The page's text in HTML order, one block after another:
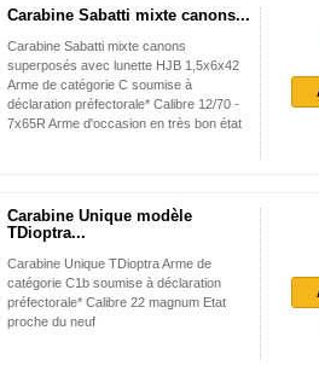
Carabine Sabatti mixte canons...
Carabine Sabatti mixte canons
superposés avec lunette HJB 1,5x6x42
Arme de catégorie C soumise à
déclaration préfectorale* Calibre 12/70 -
7x65R Arme d'occasion en très bon état
Carabine Unique modèle
TDioptra...
Carabine Unique TDioptra Arme de
catégorie C1b soumise à déclaration
préfectorale* Calibre 22 magnum Etat
proche du neuf